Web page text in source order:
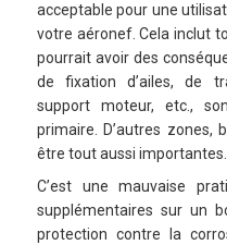
acceptable pour une
votre aéronef. Cela inclut
pourrait avoir des
de fixation d’ailes, de
support moteur, etc.,
primaire. D’autres zones,
être tout aussi importantes.
C’est une mauvaise
supplémentaires sur un
protection contre la